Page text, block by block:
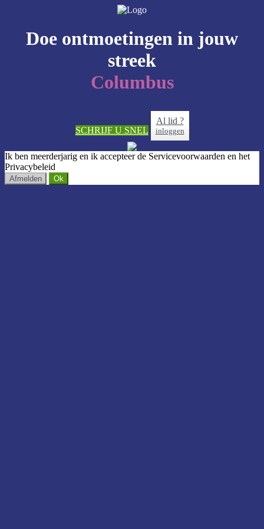
Doe ontmoetingen in jouw
streek
Columbus
SCHRIJF U SNEL
Al lid ?
inloggen
Ik ben meerderjarig en ik accepteer de Servicevoorwaarden en het
Privacybeleid
Afmelden Ok